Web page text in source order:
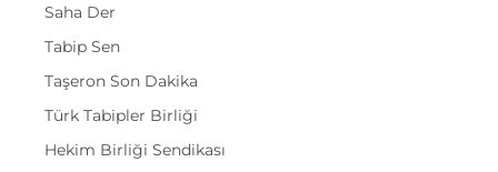
Saha Der
Tabip Sen
Taşeron Son Dakika
Türk Tabipler Birliği
Hekim Birliği Sendikası